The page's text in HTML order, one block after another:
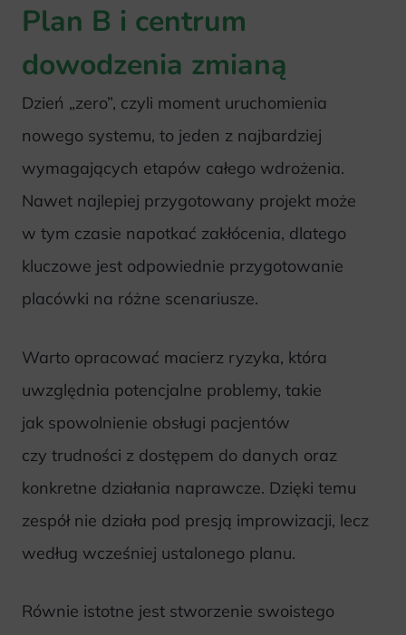
Plan B i centrum
dowodzenia zmianą
Dzień „zero”, czyli moment uruchomienia
nowego systemu, to jeden z najbardziej
wymagających etapów całego wdrożenia.
Nawet najlepiej przygotowany projekt może
w tym czasie napotkać zakłócenia, dlatego
kluczowe jest odpowiednie przygotowanie
placówki na różne scenariusze.
Warto opracować macierz ryzyka, która
uwzględnia potencjalne problemy, takie
jak spowolnienie obsługi pacjentów
czy trudności z dostępem do danych oraz
konkretne działania naprawcze. Dzięki temu
zespół nie działa pod presją improwizacji, lecz
według wcześniej ustalonego planu.
Równie istotne jest stworzenie swoistego